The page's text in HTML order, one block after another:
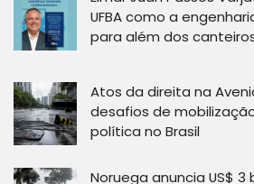
UFBA como a
para além dos
Atos da direita na
desafios de
política no Brasil
Noruega anuncia US$